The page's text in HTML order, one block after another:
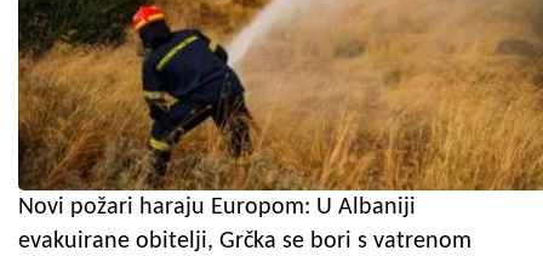
Novi požari haraju Europom: U Albaniji
evakuirane obitelji, Grčka se bori s vatrenom